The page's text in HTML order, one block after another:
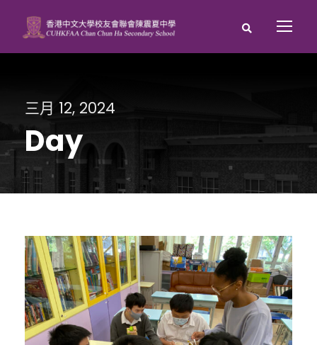
三月 12, 2024
Day